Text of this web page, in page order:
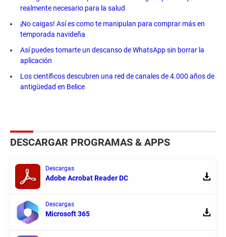
realmente necesario para la salud
¡No caigas! Así es como te manipulan para comprar más en
temporada navideña
Así puedes tomarte un descanso de WhatsApp sin borrar la
aplicación
Los científicos descubren una red de canales de 4.000 años de
antigüedad en Belice
DESCARGAR PROGRAMAS & APPS
Descargas
Adobe Acrobat Reader DC
Descargas
Microsoft 365